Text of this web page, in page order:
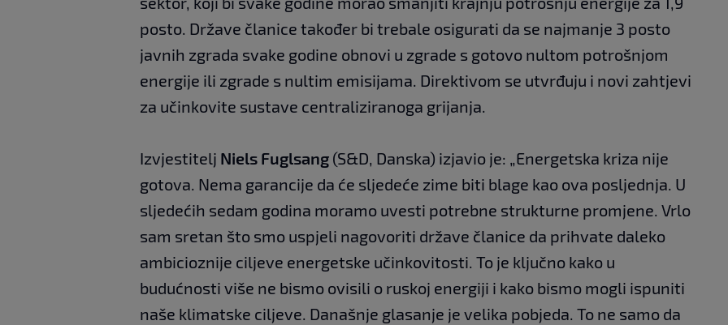
posto. Države članice također bi trebale osigurati da se najmanje 3 posto
javnih zgrada svake godine obnovi u zgrade s gotovo nultom potrošnjom
energije ili zgrade s nultim emisijama. Direktivom se utvrđuju i novi zahtjevi
za učinkovite sustave centraliziranoga grijanja.
Izvjestitelj Niels Fuglsang (S&D, Danska) izjavio je: „Energetska kriza nije
gotova. Nema garancije da će sljedeće zime biti blage kao ova posljednja. U
sljedećih sedam godina moramo uvesti potrebne strukturne promjene. Vrlo
sam sretan što smo uspjeli nagovoriti države članice da prihvate daleko
ambicioznije ciljeve energetske učinkovitosti. To je ključno kako u
budućnosti više ne bismo ovisili o ruskoj energiji i kako bismo mogli ispuniti
naše klimatske ciljeve. Današnje glasanje je velika pobjeda. To ne samo da